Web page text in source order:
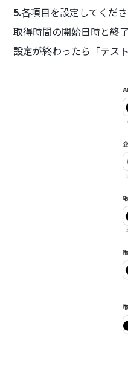
5.各項目を設定してくださ
取得時間の開始日時と終
設定が終わったら「テス